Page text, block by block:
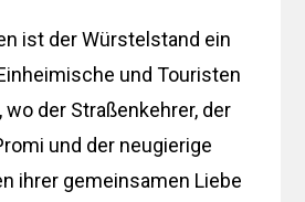
ist der Würstelstand ein
und Touristen
der Straßenkehrer, der
und der neugierige
ihrer gemeinsamen Liebe